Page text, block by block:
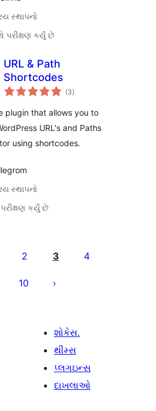
સ્થાપનો
પરીક્ષણ કર્યું છે
URL & Path
Shortcodes
(3કુલ
રેટિંગ્સ
)
plugin that allows you to
URL's and Paths
using shortcodes.
સ્થાપનો
કર્યું છે
2 3 4
10
શોકેસ.
થીમ્સ
પ્લગઇન્સ
દાખલાઓ